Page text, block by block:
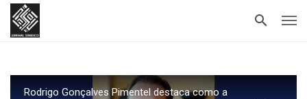
Rodrigo Gonçalves Pimentel destaca como a